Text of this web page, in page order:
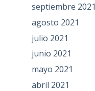
septiembre 2021
agosto 2021
julio 2021
junio 2021
mayo 2021
abril 2021